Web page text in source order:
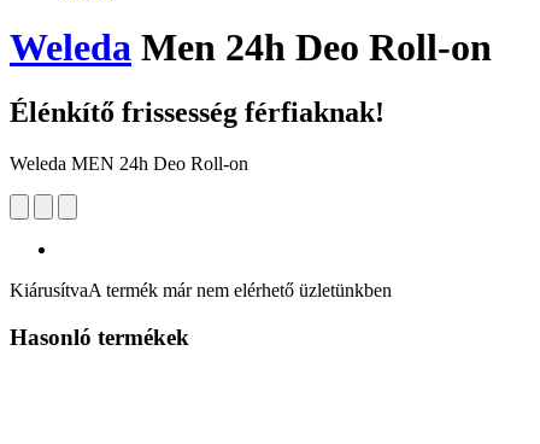
Weleda Men 24h Deo Roll-on
Élénkítő frissesség férfiaknak!
Weleda MEN 24h Deo Roll-on
KiárusítvaA termék már nem elérhető üzletünkben
Hasonló termékek